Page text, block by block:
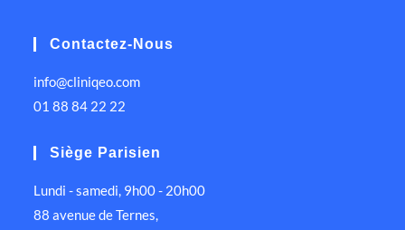
Contactez-Nous
info@cliniqeo.com
01 88 84 22 22
Siège Parisien
Lundi - samedi, 9h00 - 20h00
88 avenue de Ternes,